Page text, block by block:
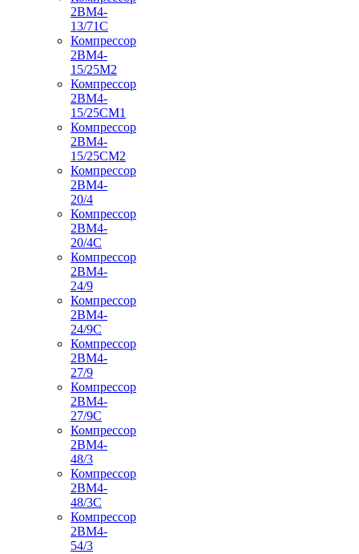
2ВМ4-
13/71С
Компрессор
2ВМ4-
15/25М2
Компрессор
2ВМ4-
15/25СМ1
Компрессор
2ВМ4-
15/25СМ2
Компрессор
2ВМ4-
20/4
Компрессор
2ВМ4-
20/4С
Компрессор
2ВМ4-
24/9
Компрессор
2ВМ4-
24/9С
Компрессор
2ВМ4-
27/9
Компрессор
2ВМ4-
27/9С
Компрессор
2ВМ4-
48/3
Компрессор
2ВМ4-
48/3С
Компрессор
2ВМ4-
54/3